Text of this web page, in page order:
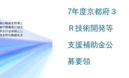
7年度京都府３
Ｒ技術開発等
支援補助金公
募要領